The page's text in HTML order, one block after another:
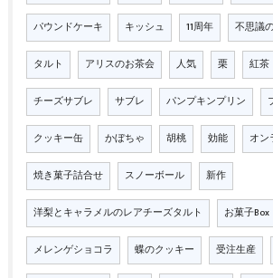
パウンドケーキ キッシュ 11周年 不思議
タルト アリスのお茶会 人気 栗 紅茶
チーズサブレ サブレ パンプキンプリン
クッキー缶 かぼちゃ 胡桃 効能 オン
焼き菓子詰合せ スノーボール 新作
洋梨とキャラメルのレアチーズタルト お菓子Box
メレンゲショコラ 蝶のクッキー 受注生産